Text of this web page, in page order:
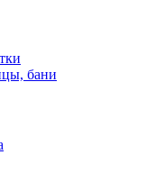
бани